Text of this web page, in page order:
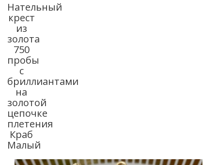
Нательный
крест
из
золота
750
пробы
с
бриллиантами
на
золотой
цепочке
плетения
Краб
Малый